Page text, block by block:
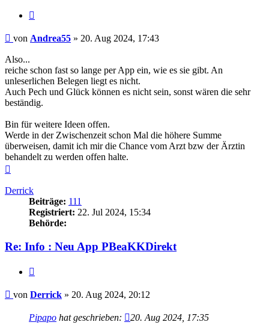
Beitrag
von Andrea55 » 20. Aug 2024, 17:43
Also...
reiche schon fast so lange per App ein, wie es sie gibt. An
unleserlichen Belegen liegt es nicht.
Auch Pech und Glück können es nicht sein, sonst wären die sehr
beständig.
Bin für weitere Ideen offen.
Werde in der Zwischenzeit schon Mal die höhere Summe
überweisen, damit ich mir die Chance vom Arzt bzw der Ärztin
behandelt zu werden offen halte.
Derrick
Beiträge: 111
Registriert: 22. Jul 2024, 15:34
Behörde:
Re: Info : Neu App PBeaKKDirekt
Beitrag
von Derrick » 20. Aug 2024, 20:12
Pipapo hat geschrieben: 20. Aug 2024, 17:35